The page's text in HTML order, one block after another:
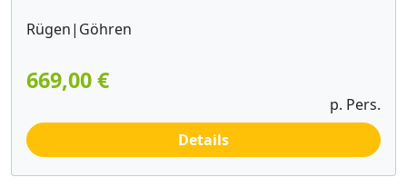
Rügen|Göhren
669,00 €
p. Pers.
Details